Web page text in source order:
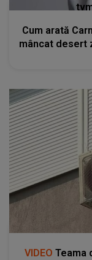
Cum arată
mâncat desert
VIDEO Teama